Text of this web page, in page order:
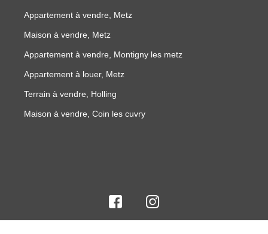
Appartement à vendre, Metz
Maison à vendre, Metz
Appartement à vendre, Montigny les metz
Appartement à louer, Metz
Terrain à vendre, Holling
Maison à vendre, Coin les cuvry